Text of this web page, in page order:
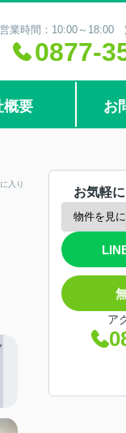
営業時間：10:00～18:00
0877-
概要 お
入り
お気軽
ア